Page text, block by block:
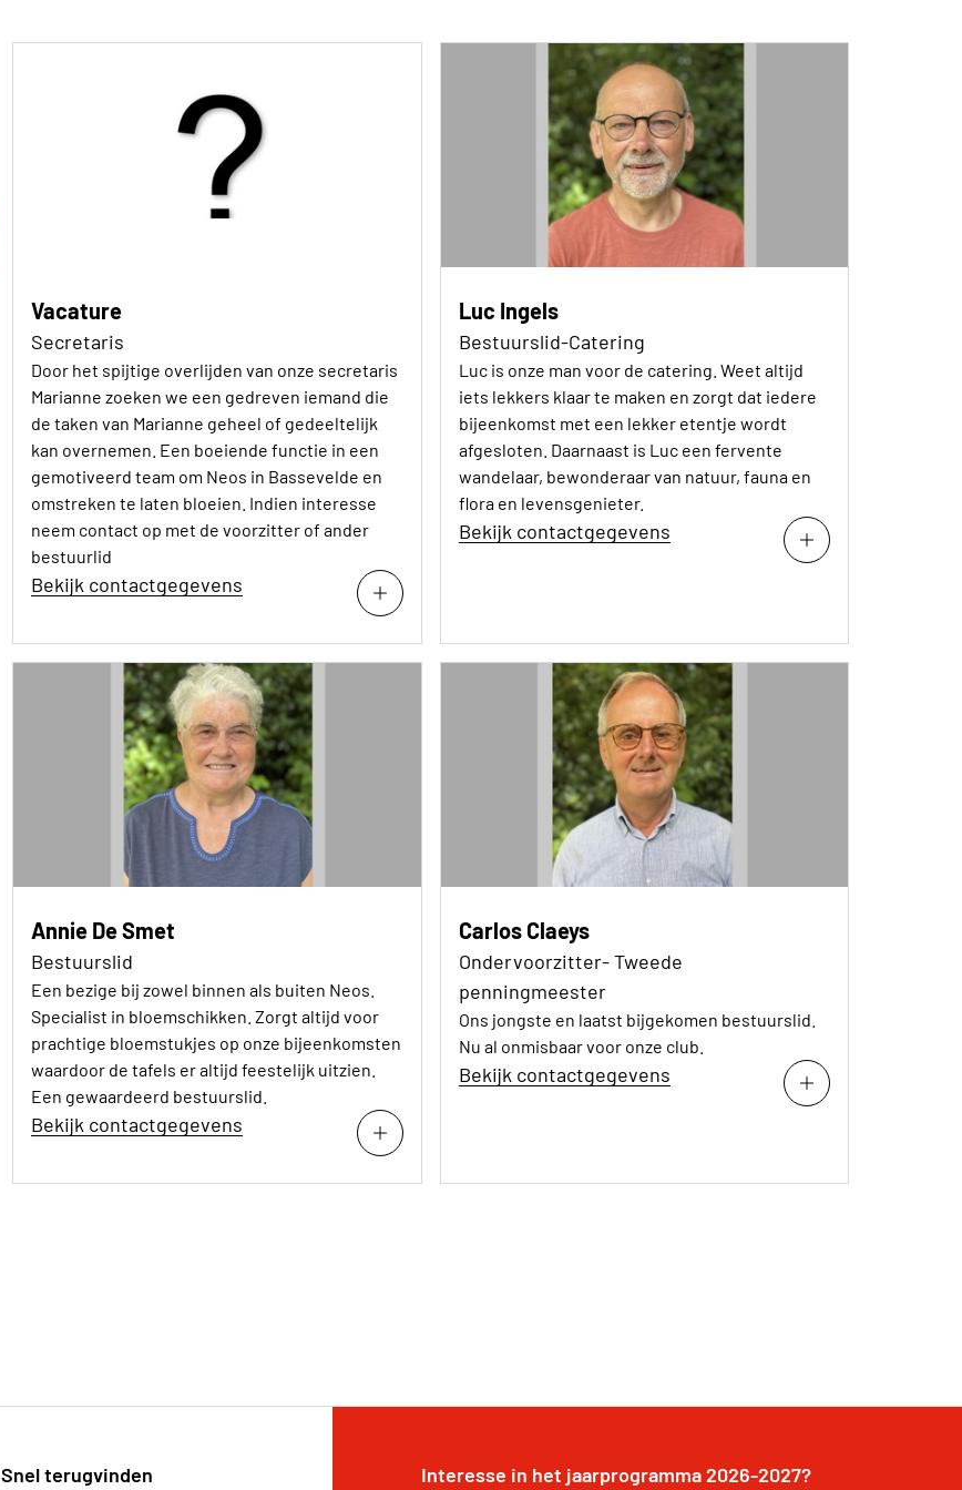
Vacature
Secretaris
Door het spijtige overlijden van onze secretaris
Marianne zoeken we een gedreven iemand die
de taken van Marianne geheel of gedeeltelijk
kan overnemen. Een boeiende functie in een
gemotiveerd team om Neos in Bassevelde en
omstreken te laten bloeien. Indien interesse
neem contact op met de voorzitter of ander
bestuurlid
Bekijk contactgegevens
Luc Ingels
Bestuurslid-Catering
Luc is onze man voor de catering. Weet altijd
iets lekkers klaar te maken en zorgt dat iedere
bijeenkomst met een lekker etentje wordt
afgesloten. Daarnaast is Luc een fervente
wandelaar, bewonderaar van natuur, fauna en
flora en levensgenieter.
Bekijk contactgegevens
Annie De Smet
Bestuurslid
Een bezige bij zowel binnen als buiten Neos.
Specialist in bloemschikken. Zorgt altijd voor
prachtige bloemstukjes op onze bijeenkomsten
waardoor de tafels er altijd feestelijk uitzien.
Een gewaardeerd bestuurslid.
Bekijk contactgegevens
Carlos Claeys
Ondervoorzitter- Tweede
penningmeester
Ons jongste en laatst bijgekomen bestuurslid.
Nu al onmisbaar voor onze club.
Bekijk contactgegevens
Snel terugvinden Interesse in het jaarprogramma 2026-2027?